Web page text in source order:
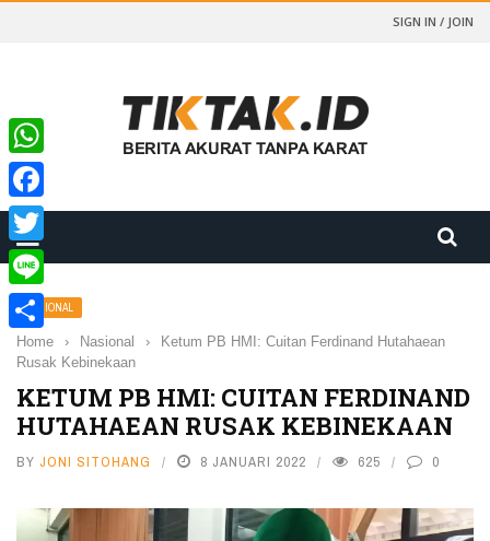
SIGN IN / JOIN
NASIONAL
Home › Nasional ›
Ketum PB HMI: Cuitan Ferdinand Hutahaean
Rusak Kebinekaan
KETUM PB HMI: CUITAN FERDINAND
HUTAHAEAN RUSAK KEBINEKAAN
BY JONI SITOHANG 8 JANUARI 2022 625 0
WhatsApp
Facebook
Twitter
Line
Share